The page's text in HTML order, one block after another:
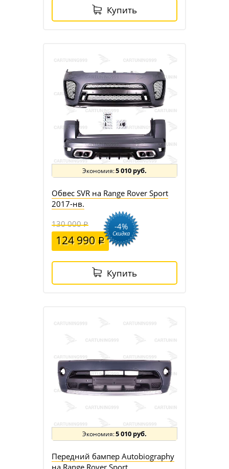
Купить
5 010 руб.
Обвес SVR на Range Rover Sport
2017-нв.
130 000
124 990
-4%
Скидка
Купить
5 010 руб.
Передний бампер Autobiography
на Range Rover Sport